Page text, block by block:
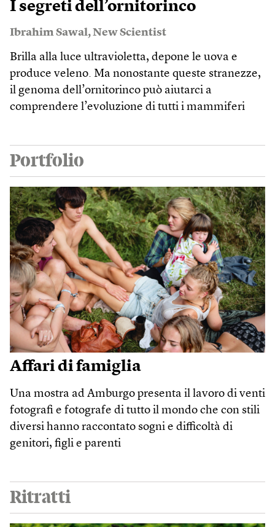
I segreti dell’ornitorinco
Ibrahim Sawal,New Scientist
Brilla alla luce ultravioletta, depone le uova e
produce veleno. Ma nonostante queste stranezze,
il genoma dell’ornitorinco può aiutarci a
comprendere l’evoluzione di tutti i mammiferi
Portfolio
Affari di famiglia
Una mostra ad Amburgo presenta il lavoro di venti
fotografi e fotografe di tutto il mondo che con stili
diversi hanno raccontato sogni e difficoltà di
genitori, figli e parenti
Ritratti